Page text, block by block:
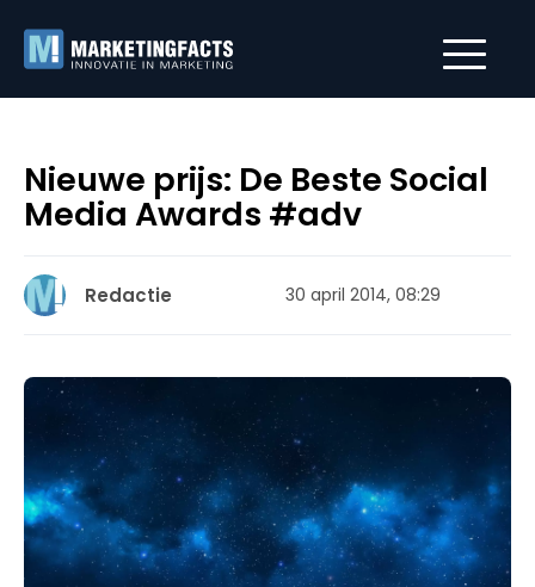
Nieuwe prijs: De Beste Social
Media Awards #adv
Redactie 30 april 2014, 08:29